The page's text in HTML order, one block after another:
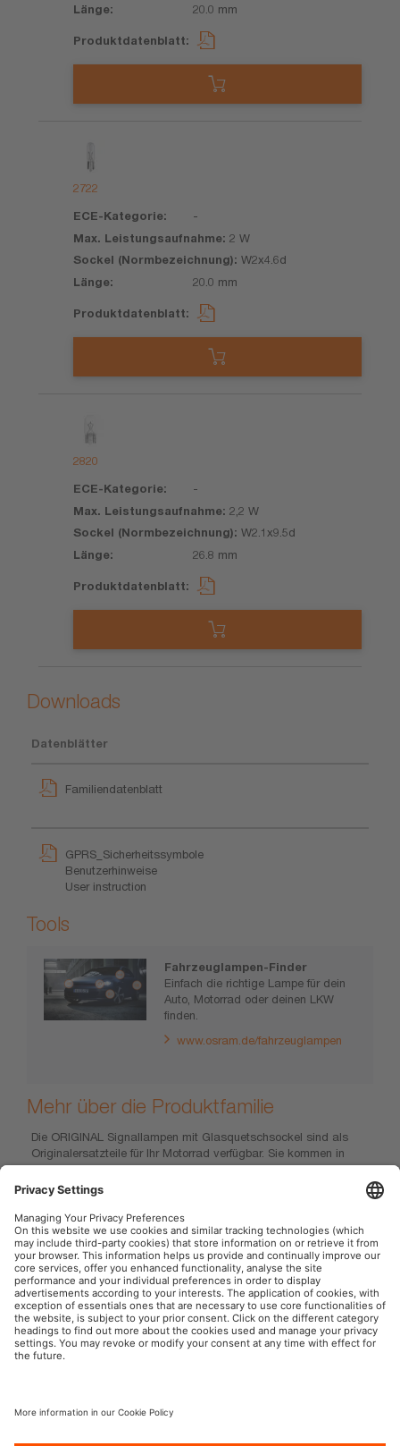
20.0 mm
2722
-
2 W
W2x4.6d
20.0 mm
2820
-
2,2 W
W2.1x9.5d
26.8 mm
Downloads
Datenblätter
Familiendatenblatt
GPRS_Sicherheitssymbole
Benutzerhinweise
User instruction
Tools
Fahrzeuglampen-Finder
Einfach die richtige Lampe für dein
Auto, Motorrad oder deinen LKW
finden.
www.osram.de/fahrzeuglampen
Mehr über die Produktfamilie
Die ORIGINAL Signallampen mit Glasquetschsockel sind als
Originalersatzteile für Ihr Motorrad verfügbar. Sie kommen in
vielfältigen Anwendungsgebieten zum Einsatz, beispielsweise
als Positions- und Standlicht, Blinklicht, Bremslicht,
Nebelleuchte und Rückfahrlicht, aber ebenso als Instrumenten-
und Schalterbeleuchtung.
OSRAM Automotive im Social Web
Datenschutz